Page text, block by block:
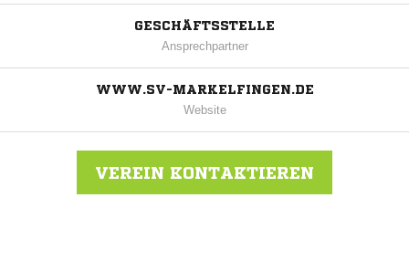
GESCHÄFTSSTELLE
Ansprechpartner
WWW.SV-MARKELFINGEN.DE
Website
VEREIN KONTAKTIEREN